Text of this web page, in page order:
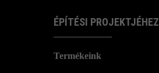
ÉPÍTÉSI PROJEKTJÉHEZ
Termékeink